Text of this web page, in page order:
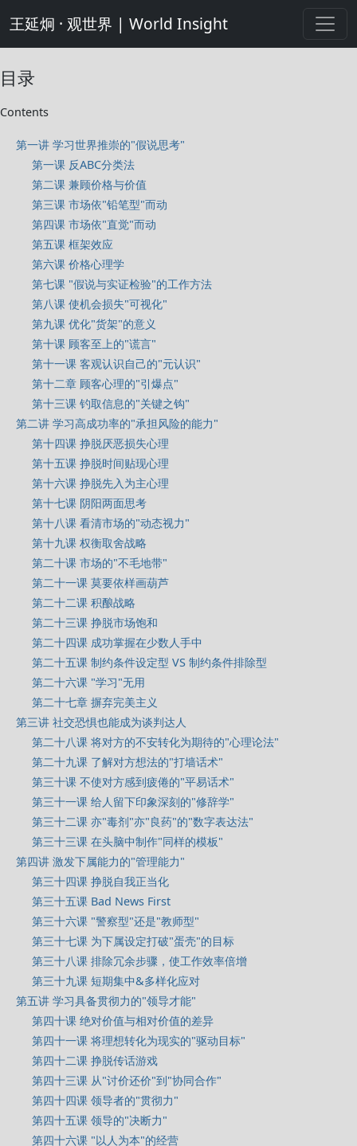
王延炯 · 观世界 | World Insight
目录
Contents
第一讲 学习世界推崇的"假说思考"
第一课 反ABC分类法
第二课 兼顾价格与价值
第三课 市场依"铅笔型"而动
第四课 市场依"直觉"而动
第五课 框架效应
第六课 价格心理学
第七课 "假说与实证检验"的工作方法
第八课 使机会损失"可视化"
第九课 优化"货架"的意义
第十课 顾客至上的"谎言"
第十一课 客观认识自己的"元认识"
第十二章 顾客心理的"引爆点"
第十三课 钓取信息的"关键之钩"
第二讲 学习高成功率的"承担风险的能力"
第十四课 挣脱厌恶损失心理
第十五课 挣脱时间贴现心理
第十六课 挣脱先入为主心理
第十七课 阴阳两面思考
第十八课 看清市场的"动态视力"
第十九课 权衡取舍战略
第二十课 市场的"不毛地带"
第二十一课 莫要依样画葫芦
第二十二课 积酿战略
第二十三课 挣脱市场饱和
第二十四课 成功掌握在少数人手中
第二十五课 制约条件设定型 VS 制约条件排除型
第二十六课 "学习"无用
第二十七章 摒弃完美主义
第三讲 社交恐惧也能成为谈判达人
第二十八课 将对方的不安转化为期待的"心理论法"
第二十九课 了解对方想法的"打墙话术"
第三十课 不使对方感到疲倦的"平易话术"
第三十一课 给人留下印象深刻的"修辞学"
第三十二课 亦"毒剂"亦"良药"的"数字表达法"
第三十三课 在头脑中制作"同样的模板"
第四讲 激发下属能力的"管理能力"
第三十四课 挣脱自我正当化
第三十五课 Bad News First
第三十六课 "警察型"还是"教师型"
第三十七课 为下属设定打破"蛋壳"的目标
第三十八课 排除冗余步骤，使工作效率倍增
第三十九课 短期集中&多样化应对
第五讲 学习具备贯彻力的"领导才能"
第四十课 绝对价值与相对价值的差异
第四十一课 将理想转化为现实的"驱动目标"
第四十二课 挣脱传话游戏
第四十三课 从"讨价还价"到"协同合作"
第四十四课 领导者的"贯彻力"
第四十五课 领导的"决断力"
第四十六课 "以人为本"的经营